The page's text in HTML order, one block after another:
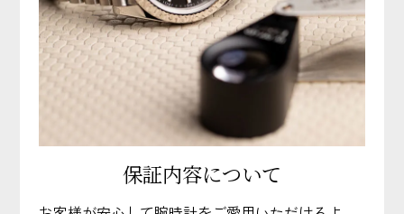
保証内容について